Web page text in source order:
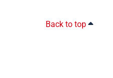
Back to top